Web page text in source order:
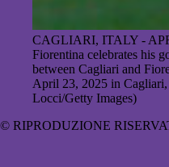
CAGLIARI, ITALY -
Fiorentina celebrates his
between Cagliari and
April 23, 2025 in
Locci/Getty Images)
© RIPRODUZIONE